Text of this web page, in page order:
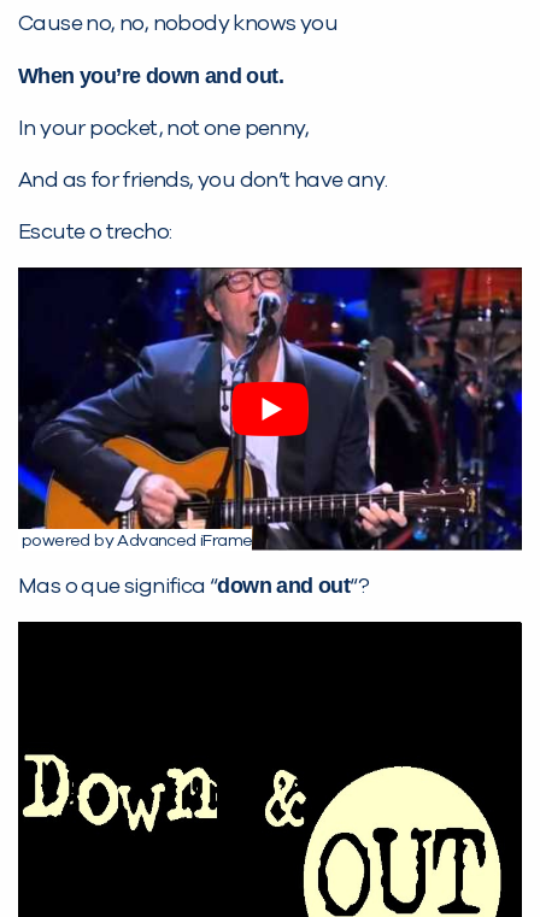
Cause no, no, nobody knows you
When you’re down and out.
In your pocket, not one penny,
And as for friends, you don’t have any.
Escute o trecho:
powered by Advanced iFrame
Mas o que significa “down and out“?
Não encontramos nenhuma unidade
inFlux nesta cidade ou bairro que
Preencha com seus dados abaixo e
já vamos te colocar em contato
com a
Sim Não